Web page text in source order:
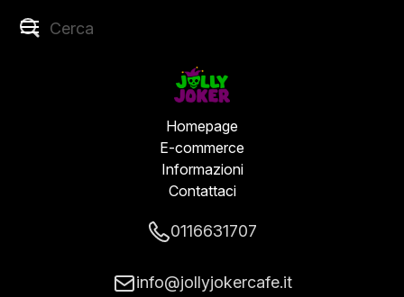
Homepage
E-commerce
Informazioni
Contattaci
0116631707
info@jollyjokercafe.it